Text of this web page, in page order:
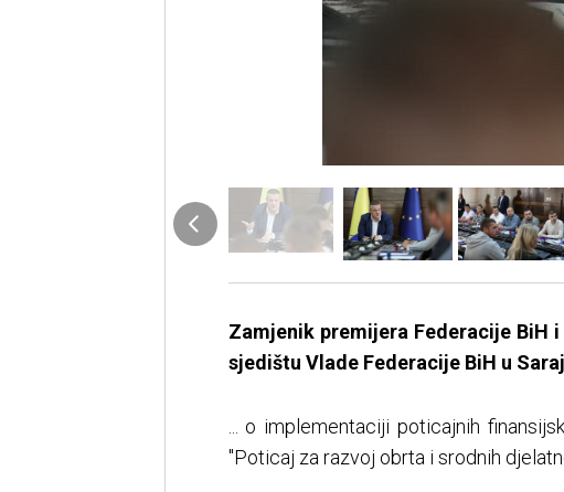
Zamjenik premijera Federacije
sjedištu Vlade Federacije BiH u
... o implementaciji poticajnih
"Poticaj za razvoj obrta i srodnih